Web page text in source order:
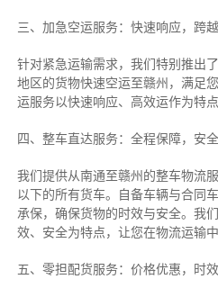
三、加急空运服务：快速响应，跨
针对紧急运输需求，我们特别推出
地区的货物快速空运至赣州，满足
运服务以快速响应、高效运作为特
四、整车直达服务：全程保障，安
我们提供从南通至赣州的整车物流
以下的所有货车。自备车辆与合同
承保，确保货物的时效与安全。我
效、安全为特点，让您在物流运输
五、零担配货服务：价格优惠，时